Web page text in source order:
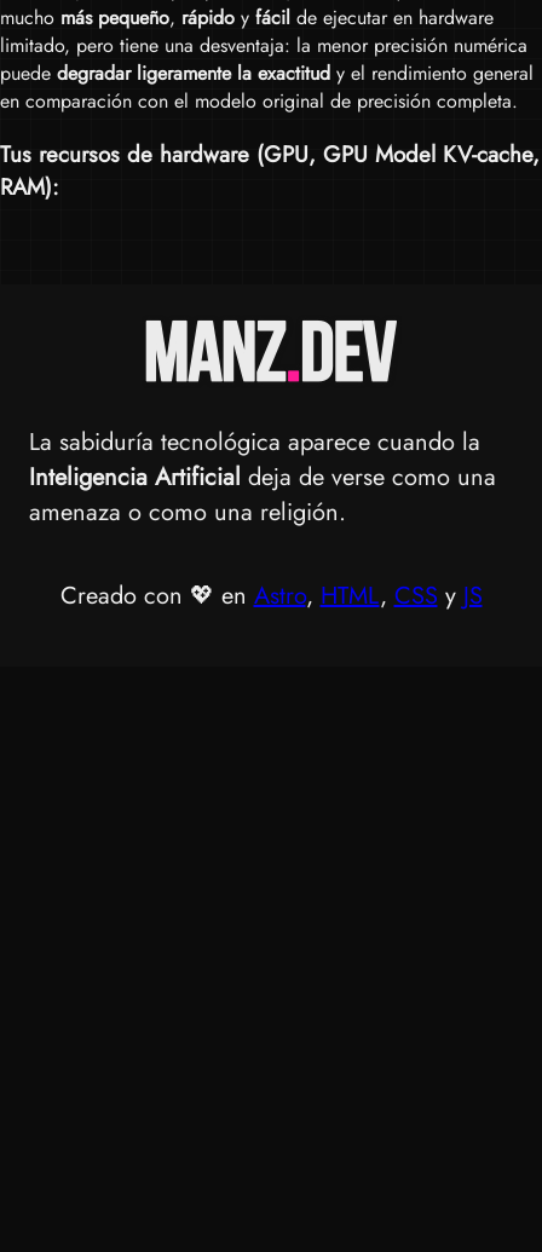
mucho más pequeño, rápido y fácil de ejecutar en hardware
limitado, pero tiene una desventaja: la menor precisión numérica
puede degradar ligeramente la exactitud y el rendimiento general
en comparación con el modelo original de precisión completa.
Tus recursos de hardware (GPU, GPU Model KV-cache,
RAM):
La sabiduría tecnológica aparece cuando la
Inteligencia Artificial deja de verse como una
amenaza o como una religión.
Creado con 💖 en Astro, HTML, CSS y JS